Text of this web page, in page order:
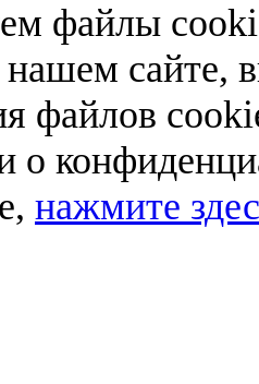
файлы
нашем сайте,
файлов
нажмите